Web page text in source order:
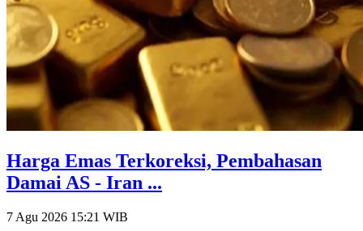
Harga Emas Terkoreksi, Pembahasan
Damai AS - Iran ...
7 Agu 2026 15:21 WIB